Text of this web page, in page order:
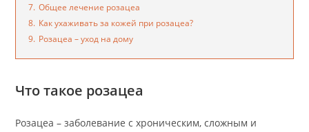
7. Общее лечение розацеа
8. Как ухаживать за кожей при розацеа?
9. Розацеа – уход на дому
Что такое розацеа
Розацеа – заболевание с хроническим, сложным и